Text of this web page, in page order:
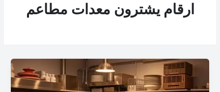
ارقام يشترون معدات مطاعم